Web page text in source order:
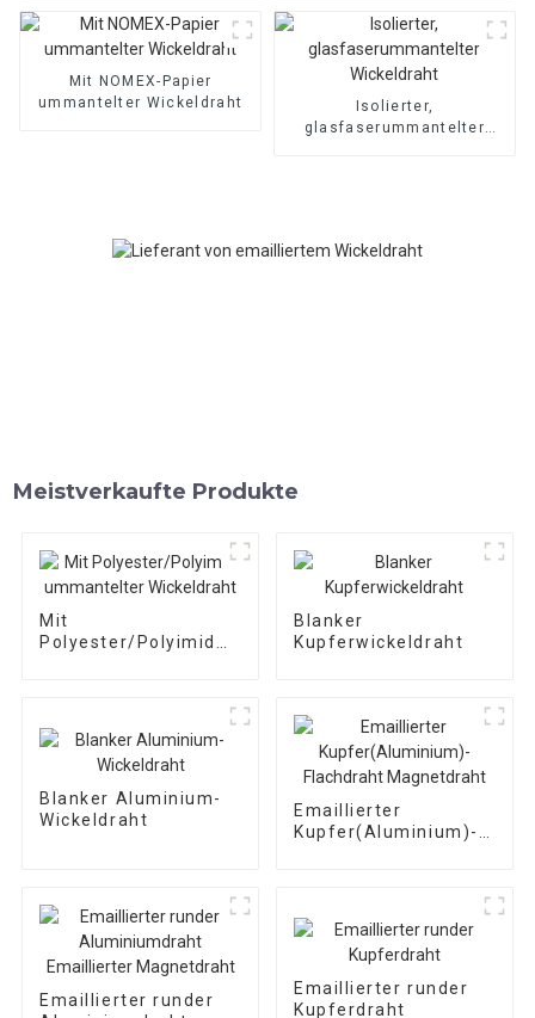
Mit NOMEX-Papier
ummantelter Wickeldraht
Isolierter,
glasfaserummantelter
Meistverkaufte Produkte
Mit
Polyester/Polyimid
Blanker
Kupferwickeldraht
Blanker Aluminium-
Wickeldraht
Emaillierter
Kupfer(Aluminium)-
Emaillierter runder
Emaillierter runder
Kupferdraht